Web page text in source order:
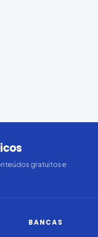
gratuitos e
BANCAS